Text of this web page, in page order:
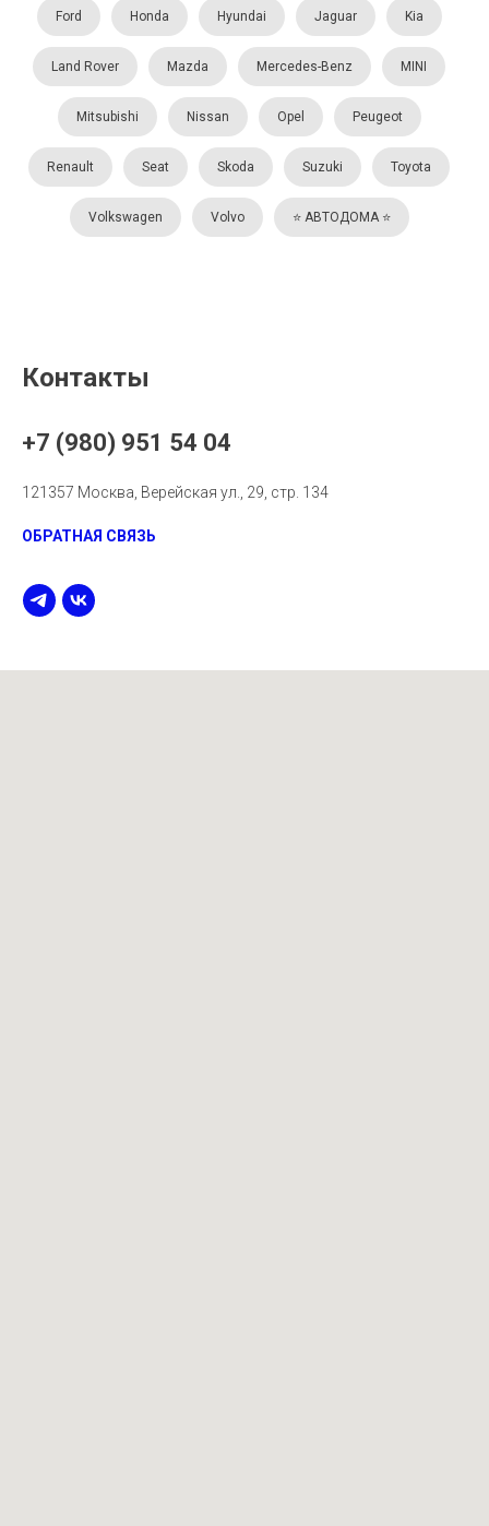
Ford Honda Hyundai Jaguar Kia
Land Rover Mazda Mercedes-Benz MINI
Mitsubishi Nissan Opel Peugeot
Renault Seat Skoda Suzuki Toyota
Volkswagen Volvo ⭐️ АВТОДОМА ⭐️
Контакты
+7 (980) 951 54 04
121357 Москва, Верейская ул., 29, стр. 134
ОБРАТНАЯ СВЯЗЬ